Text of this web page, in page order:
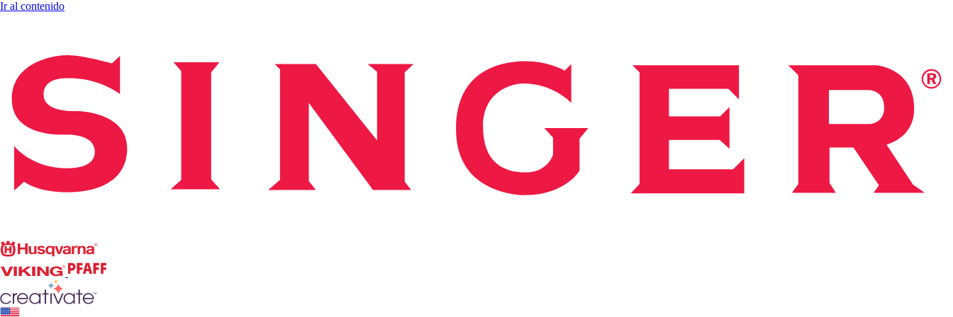
Ir al contenido
Husqvarna
Viking
PFAFF CREATIVATE